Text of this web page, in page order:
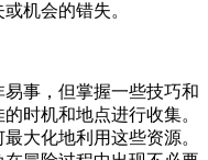
机会的错失。
事，但掌握一些技巧和
时机和地点进行收集。
大化地利用这些资源。